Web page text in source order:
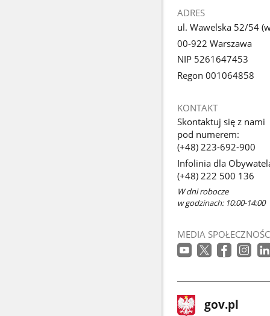
ADRES
ul. Wawelska 52/54
00-922 Warszawa
NIP 5261647453
Regon 001064858
KONTAKT
Skontaktuj się z nami
pod numerem:
(+48) 223-692-900
Infolinia dla
(+48) 222 500 136
W dni robocze
w godzinach: 10:00-14:00
MEDIA
stopka
gov.pl Strona
gov.pl